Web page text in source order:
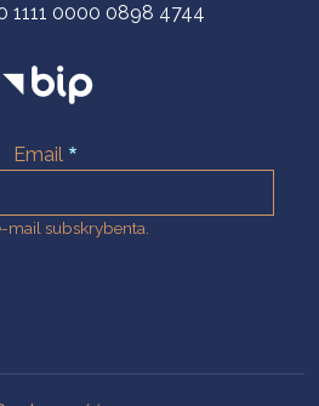
1111 0000 0898 4744
Email
mail subskrybenta.